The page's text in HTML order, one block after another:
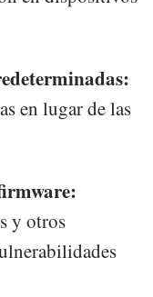
en lugar de las
y otros